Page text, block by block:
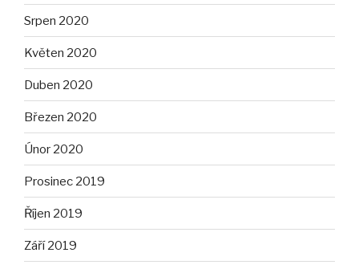
Srpen 2020
Květen 2020
Duben 2020
Březen 2020
Únor 2020
Prosinec 2019
Říjen 2019
Září 2019